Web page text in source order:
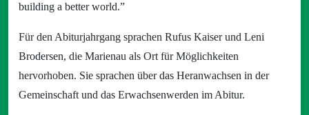
building a better world.”
Für den Abiturjahrgang sprachen Rufus Kaiser und Leni
Brodersen, die Marienau als Ort für Möglichkeiten
hervorhoben. Sie sprachen über das Heranwachsen in der
Gemeinschaft und das Erwachsenwerden im Abitur.